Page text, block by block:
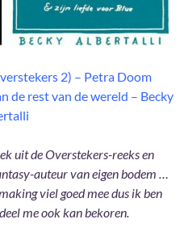
2) – Petra Doom
de rest van de wereld – Becky
uit de Overstekers-reeks en
auteur van eigen bodem …
viel goed mee dus ik ben
me ook kan bekoren.